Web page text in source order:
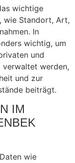
wichtige
wie Standort, Art,
In
wichtig, um
und
verwaltet werden,
und zur
beiträgt.
IM
wie